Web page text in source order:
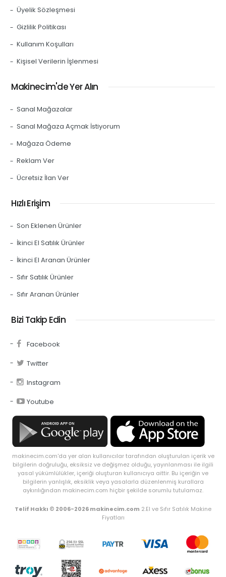
Üyelik Sözleşmesi
Gizlilik Politikası
Kullanım Koşulları
Kişisel Verilerin İşlenmesi
Makinecim'de Yer Alın
Sanal Mağazalar
Sanal Mağaza Açmak İstiyorum
Mağaza Ödeme
Reklam Ver
Ücretsiz İlan Ver
Hızlı Erişim
Son Eklenen Ürünler
İkinci El Satılık Ürünler
İkinci El Aranan Ürünler
Sıfır Satılık Ürünler
Sıfır Aranan Ürünler
Bizi Takip Edin
Facebook
Twitter
Instagram
Youtube
makinecim.com'da yer alan kullanıcılar tarafından oluşturulan içerik ve
bilgilerin doğruluğu, eksiksiz ve değişmez olduğu, yayınlanması ile ilgili
yasal yükümlülükler, içeriği oluşturan kullanıcıya aittir. Bu içeriğin ve
bilgilerin yanlışlık, eksiklik veya yasalarla düzenlenmiş kurallara
aykırılığından makinecim.com hiçbir şekilde sorumlu tutulamaz.
Telif Hakkı © 2006-2026 makinecim.com 2.El ve Sıfır Satılık Makine
Fiyatları